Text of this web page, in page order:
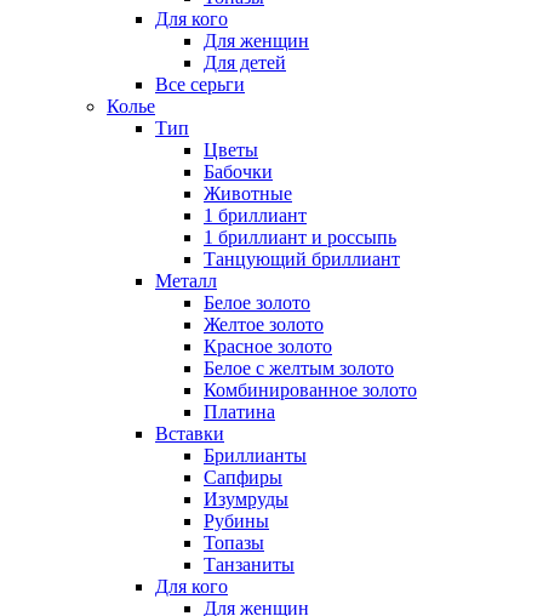
Для кого
Для женщин
Для детей
Все серьги
Колье
Тип
Цветы
Бабочки
Животные
1 бриллиант
1 бриллиант и россыпь
Танцующий бриллиант
Металл
Белое золото
Желтое золото
Красное золото
Белое с желтым золото
Комбинированное золото
Платина
Вставки
Бриллианты
Сапфиры
Изумруды
Рубины
Топазы
Танзаниты
Для кого
Для женщин